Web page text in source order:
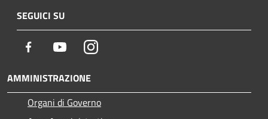
SEGUICI SU
Facebook YoutubeInstagram
AMMINISTRAZIONE
Organi di Governo